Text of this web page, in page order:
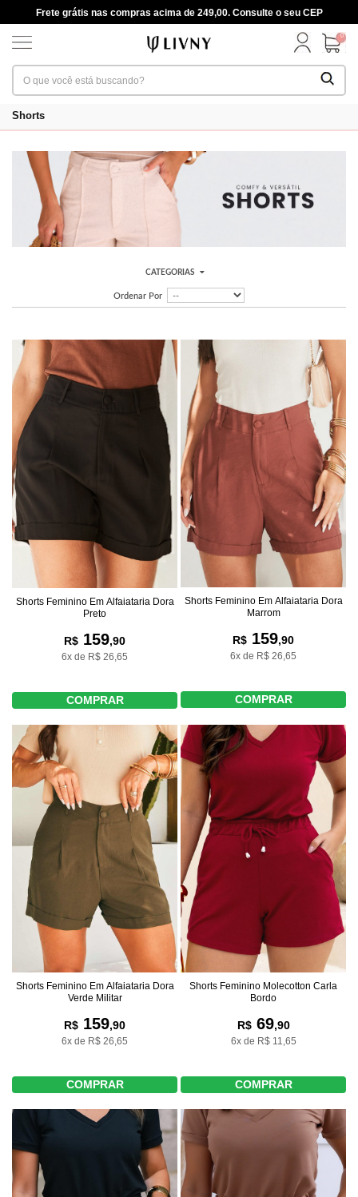
Frete grátis nas compras acima de 249,00. Consulte o seu CEP
0
Shorts
CATEGORIAS
Ordenar Por
Shorts Feminino Em Alfaiataria Dora
Preto
R$ 159,90
6x de R$ 26,65
COMPRAR
Shorts Feminino Em Alfaiataria Dora
Marrom
R$ 159,90
6x de R$ 26,65
COMPRAR
Shorts Feminino Em Alfaiataria Dora
Verde Militar
R$ 159,90
6x de R$ 26,65
COMPRAR
Shorts Feminino Molecotton Carla
Bordo
R$69,90
6x de R$ 11,65
COMPRAR